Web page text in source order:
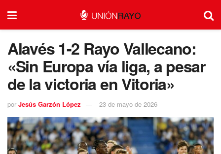
Alavés 1-2 Rayo Vallecano:
«Sin Europa vía liga, a pesar
de la victoria en Vitoria»
por Jesús Garzón López 23 de mayo de 2026